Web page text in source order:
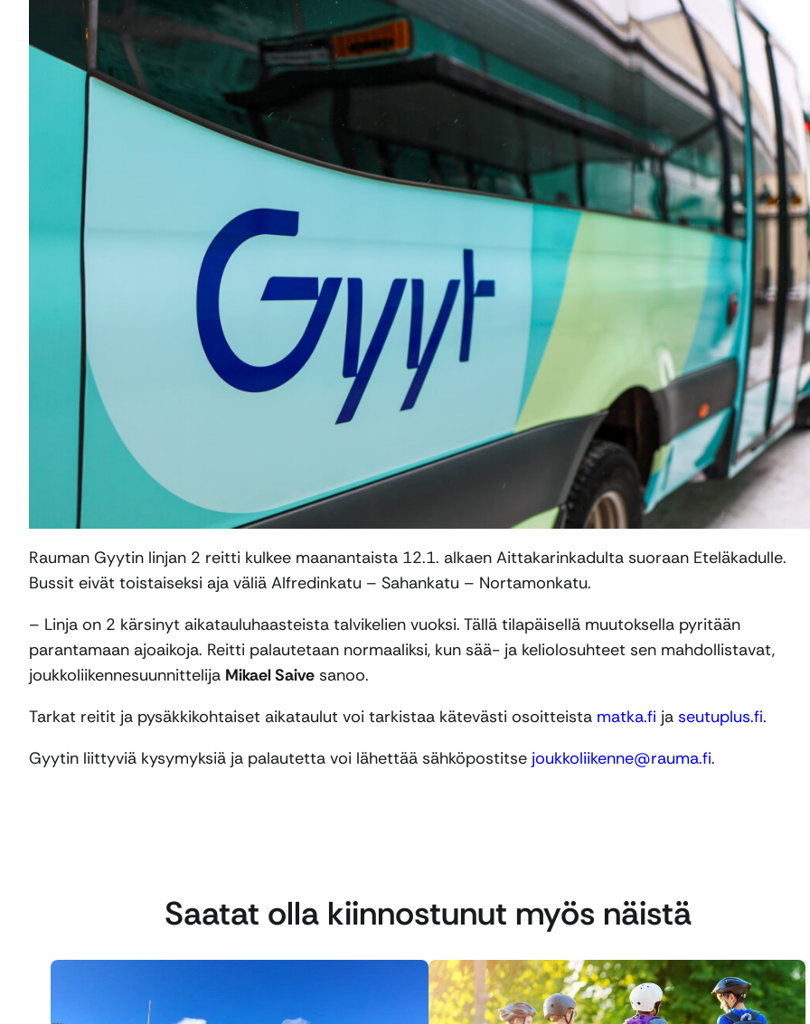
Rauman Gyytin linjan 2 reitti kulkee maanantaista 12.1. alkaen Aittakarinkadulta suoraan Eteläkadulle.
Bussit eivät toistaiseksi aja väliä Alfredinkatu – Sahankatu – Nortamonkatu.
– Linja on 2 kärsinyt aikatauluhaasteista talvikelien vuoksi. Tällä tilapäisellä muutoksella pyritään
parantamaan ajoaikoja. Reitti palautetaan normaaliksi, kun sää- ja keliolosuhteet sen mahdollistavat,
joukkoliikennesuunnittelija Mikael Saive sanoo.
Tarkat reitit ja pysäkkikohtaiset aikataulut voi tarkistaa kätevästi osoitteista matka.fi ja seutuplus.fi.
Gyytin liittyviä kysymyksiä ja palautetta voi lähettää sähköpostitse joukkoliikenne@rauma.fi.
Saatat olla kiinnostunut myös näistä